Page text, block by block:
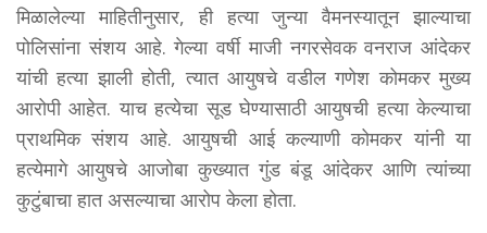
मिळालेल्या माहितीनुसार, ही हत्या जुन्या वैमनस्यातून झाल्याचा
पोलिसांना संशय आहे. गेल्या वर्षी माजी नगरसेवक वनराज आंदेकर
यांची हत्या झाली होती, त्यात आयुषचे वडील गणेश कोमकर मुख्य
आरोपी आहेत. याच हत्येचा सूड घेण्यासाठी आयुषची हत्या केल्याचा
प्राथमिक संशय आहे. आयुषची आई कल्याणी कोमकर यांनी या
हत्येमागे आयुषचे आजोबा कुख्यात गुंड बंडू आंदेकर आणि त्यांच्या
कुटुंबाचा हात असल्याचा आरोप केला होता.